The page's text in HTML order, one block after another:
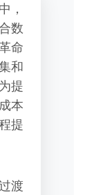
，
数
命
和
提
本
提
渡